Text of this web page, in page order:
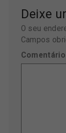
Deixe
O seu
Campos